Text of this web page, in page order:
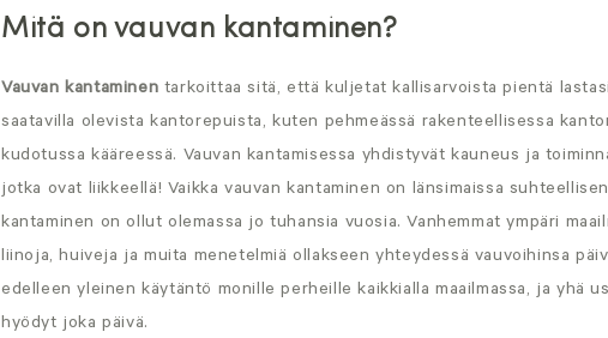
Mitä on vauvan kantaminen?
Vauvan kantaminen tarkoittaa sitä, että kuljetat kallisarvoista pientä
saatavilla olevista kantorepuista, kuten pehmeässä rakenteellisessa
kudotussa kääreessä. Vauvan kantamisessa yhdistyvät kauneus ja
jotka ovat liikkeellä! Vaikka vauvan kantaminen on länsimaissa
kantaminen on ollut olemassa jo tuhansia vuosia. Vanhemmat ympäri
liinoja, huiveja ja muita menetelmiä ollakseen yhteydessä vauvoihinsa
edelleen yleinen käytäntö monille perheille kaikkialla maailmassa, ja yhä
hyödyt joka päivä.